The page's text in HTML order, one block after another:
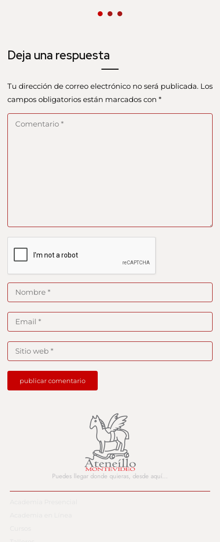
Deja una respuesta
Tu dirección de correo electrónico no será publicada. Los
campos obligatorios están marcados con *
Puedes llegar donde quieras, desde aquí…